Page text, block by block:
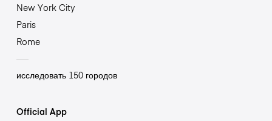
New York City
Paris
Rome
исследовать 150 городов
Official App